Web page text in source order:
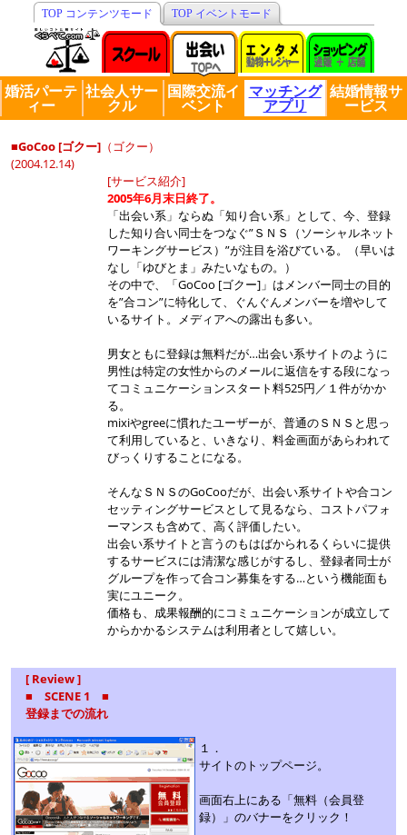
TOP コンテンツモード TOP イベントモード
婚活パーテ
ィー
社会人サー
クル
国際交流イ
ベント
マッチング
アプリ
結婚情報サ
ービス
■GoCoo [ゴクー] （ゴクー）
(2004.12.14)
[サービス紹介]
2005年6月末日終了。
「出会い系」ならぬ「知り合い系」として、今、登録
した知り合い同士をつなぐ”ＳＮＳ（ソーシャルネット
ワーキングサービス）”が注目を浴びている。（早いは
なし「ゆびとま」みたいなもの。）
その中で、「GoCoo [ゴクー]」はメンバー同士の目的
を”合コン”に特化して、ぐんぐんメンバーを増やして
いるサイト。メディアへの露出も多い。
男女ともに登録は無料だが…出会い系サイトのように
男性は特定の女性からのメールに返信をする段になっ
てコミュニケーションスタート料525円／１件がかか
る。
mixiやgreeに慣れたユーザーが、普通のＳＮＳと思っ
て利用していると、いきなり、料金画面があらわれて
びっくりすることになる。
そんなＳＮＳのGoCooだが、出会い系サイトや合コン
セッティングサービスとして見るなら、コストパフォ
ーマンスも含めて、高く評価したい。
出会い系サイトと言うのもはばかられるくらいに提供
するサービスには清潔な感じがするし、登録者同士が
グループを作って合コン募集をする…という機能面も
実にユニーク。
価格も、成果報酬的にコミュニケーションが成立して
からかかるシステムは利用者として嬉しい。
[ Review ]
■ SCENE 1 ■
登録までの流れ
１．
サイトのトップページ。
画面右上にある「無料（会員登
録）」のバナーをクリック！